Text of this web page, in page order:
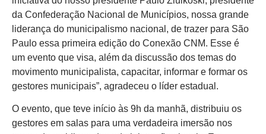
da Confederação Nacional de Municípios, nossa grande
liderança do municipalismo nacional, de trazer para São
Paulo essa primeira edição do Conexão CNM. Esse é
um evento que visa, além da discussão dos temas do
movimento municipalista, capacitar, informar e formar os
gestores municipais”, agradeceu o líder estadual.
O evento, que teve início às 9h da manhã, distribuiu os
gestores em salas para uma verdadeira imersão nos